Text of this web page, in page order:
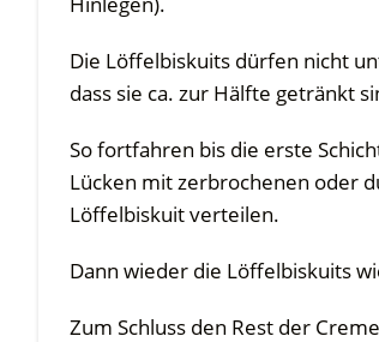
Die Löffelbiskuits dürfen nicht
dass sie ca. zur Hälfte getränkt
So fortfahren bis die erste
Lücken mit zerbrochenen oder
Löffelbiskuit verteilen.
Dann wieder die Löffelbiskuits
Zum Schluss den Rest der